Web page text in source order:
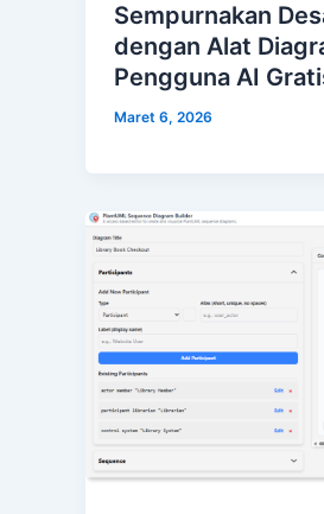
Sempurnakan
dengan Alat
Pengguna AI
Maret 6, 2026